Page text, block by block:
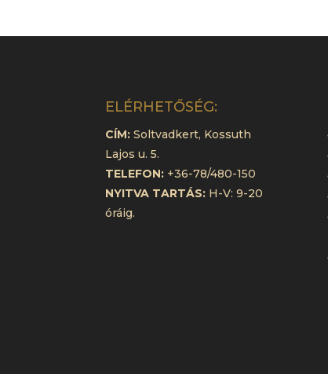
ELÉRHETŐSÉG:
CÍM: Soltvadkert, Kossuth
Lajos u. 5.
TELEFON: +36-78/480-150
NYITVA TARTÁS: H-V: 9-20
óráig.